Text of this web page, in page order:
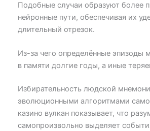
Подобные случаи образуют более
нейронные пути, обеспечивая их
длительный отрезок.
Из-за чего определённые эпизоды
в памяти долгие годы, а иные
Избирательность людской
эволюционными алгоритмами
казино вулкан показывает, что
самопроизвольно выделяет